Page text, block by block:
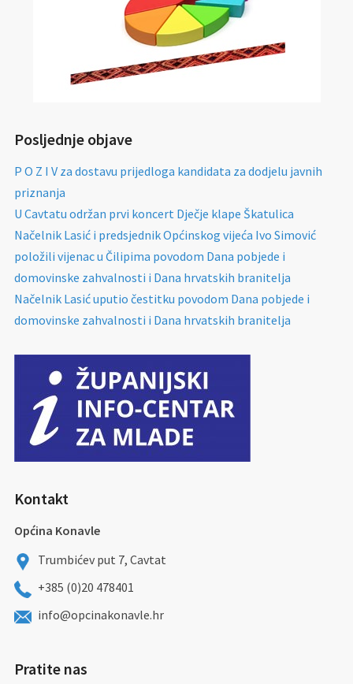
Posljednje objave
P O Z I V za dostavu prijedloga kandidata za dodjelu javnih
priznanja
U Cavtatu održan prvi koncert Dječje klape Škatulica
Načelnik Lasić i predsjednik Općinskog vijeća Ivo Simović
položili vijenac u Čilipima povodom Dana pobjede i
domovinske zahvalnosti i Dana hrvatskih branitelja
Načelnik Lasić uputio čestitku povodom Dana pobjede i
domovinske zahvalnosti i Dana hrvatskih branitelja
Kontakt
Općina Konavle
Trumbićev put 7, Cavtat
+385 (0)20 478401
info@opcinakonavle.hr
Pratite nas